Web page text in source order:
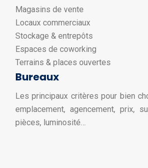
Magasins de vente
Locaux commerciaux
Stockage & entrepôts
Espaces de coworking
Terrains & places ouvertes
Bureaux
Les principaux critères pour bien
emplacement, agencement, prix,
pièces, luminosité…